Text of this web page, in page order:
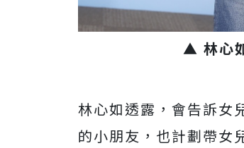
▲ 林心
林心如透露，會告訴女
的小朋友，也計劃帶女